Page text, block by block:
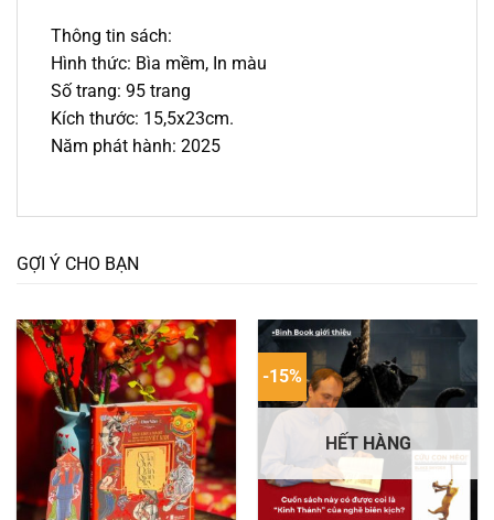
Thông tin sách:
Hình thức: Bìa mềm, In màu
Số trang: 95 trang
Kích thước: 15,5x23cm.
Năm phát hành: 2025
GỢI Ý CHO BẠN
-15%
HẾT HÀNG